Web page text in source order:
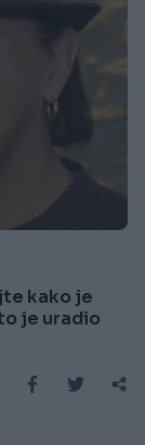
kako je
je uradio